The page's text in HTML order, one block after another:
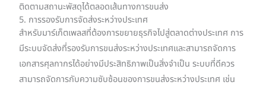
ติดตามสถานะพัสดุได้ตลอดเส้นทางการขนส่ง
5. การรองรับการจัดส่งระหว่างประเทศ
สำหรับมาร์เก็ตเพลสที่ต้องการขยายธุรกิจไปสู่ตลาดต่างประเทศ การ
มีระบบจัดส่งที่รองรับการขนส่งระหว่างประเทศและสามารถจัดการ
เอกสารศุลกากรได้อย่างมีประสิทธิภาพเป็นสิ่งจำเป็น ระบบที่ดีควร
สามารถจัดการกับความซับซ้อนของการขนส่งระหว่างประเทศ เช่น